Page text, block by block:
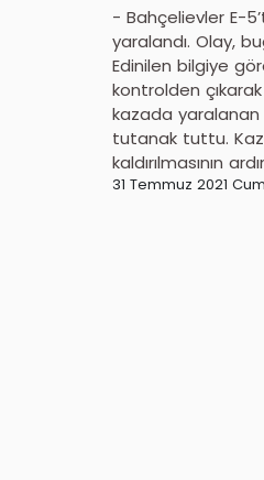
- Bahçelievler E-
yaralandı. Olay,
Edinilen bilgiye
kontrolden
kazada yaralanan
tutanak tuttu.
kaldırılmasının
31 Temmuz 2021